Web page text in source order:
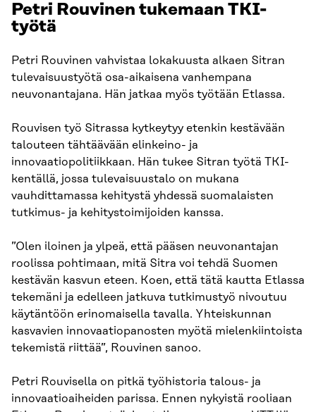
Petri Rouvinen tukemaan TKI-
työtä
Petri Rouvinen vahvistaa lokakuusta alkaen Sitran
tulevaisuustyötä osa-aikaisena vanhempana
neuvonantajana. Hän jatkaa myös työtään Etlassa.
Rouvisen työ Sitrassa kytkeytyy etenkin kestävään
talouteen tähtäävään elinkeino- ja
innovaatiopolitiikkaan. Hän tukee Sitran työtä TKI-
kentällä, jossa tulevaisuustalo on mukana
vauhdittamassa kehitystä yhdessä suomalaisten
tutkimus- ja kehitystoimijoiden kanssa.
”Olen iloinen ja ylpeä, että pääsen neuvonantajan
roolissa pohtimaan, mitä Sitra voi tehdä Suomen
kestävän kasvun eteen. Koen, että tätä kautta Etlassa
tekemäni ja edelleen jatkuva tutkimustyö nivoutuu
käytäntöön erinomaisella tavalla. Yhteiskunnan
kasvavien innovaatiopanosten myötä mielenkiintoista
tekemistä riittää”, Rouvinen sanoo.
Petri Rouvisella on pitkä työhistoria talous- ja
innovaatioaiheiden parissa. Ennen nykyistä rooliaan